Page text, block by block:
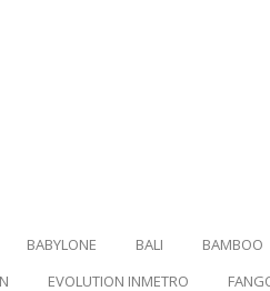
BABYLONE BALI BAMBOO
EVOLUTION INMETRO